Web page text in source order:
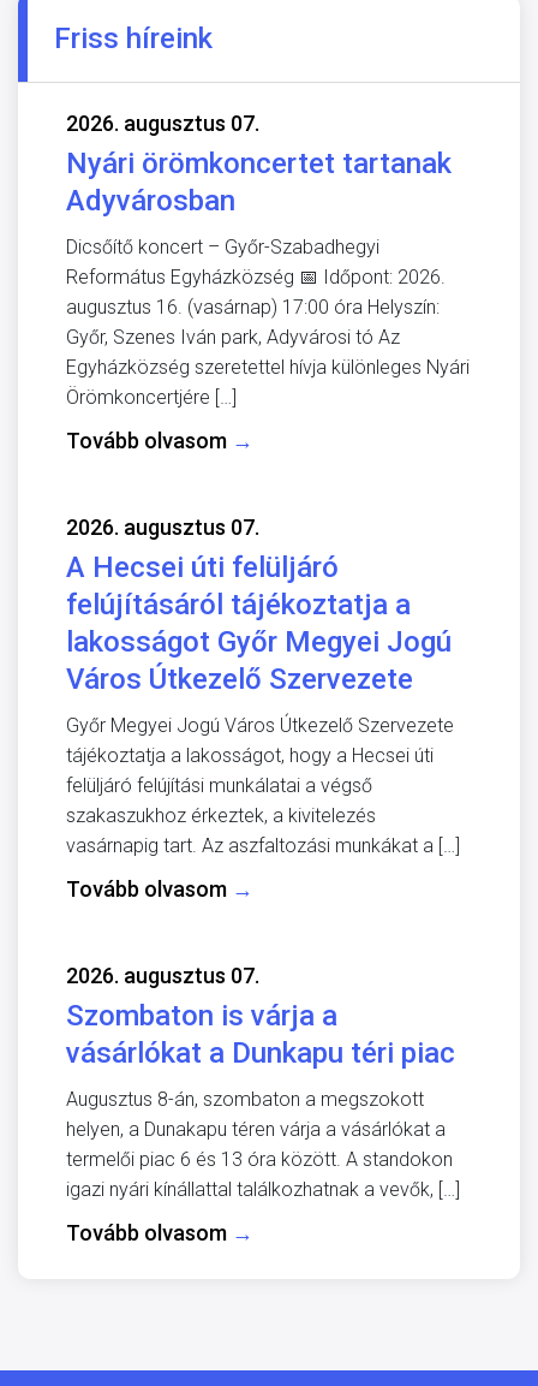
Friss híreink
2026. augusztus 07.
Nyári örömkoncertet tartanak
Adyvárosban
Dicsőítő koncert – Győr-Szabadhegyi
Református Egyházközség 📅 Időpont: 2026.
augusztus 16. (vasárnap) 17:00 óra Helyszín:
Győr, Szenes Iván park, Adyvárosi tó Az
Egyházközség szeretettel hívja különleges Nyári
Örömkoncertjére […]
Tovább olvasom →
2026. augusztus 07.
A Hecsei úti felüljáró
felújításáról tájékoztatja a
lakosságot Győr Megyei Jogú
Város Útkezelő Szervezete
Győr Megyei Jogú Város Útkezelő Szervezete
tájékoztatja a lakosságot, hogy a Hecsei úti
felüljáró felújítási munkálatai a végső
szakaszukhoz érkeztek, a kivitelezés
vasárnapig tart. Az aszfaltozási munkákat a […]
Tovább olvasom →
2026. augusztus 07.
Szombaton is várja a
vásárlókat a Dunkapu téri piac
Augusztus 8-án, szombaton a megszokott
helyen, a Dunakapu téren várja a vásárlókat a
termelői piac 6 és 13 óra között. A standokon
igazi nyári kínállattal találkozhatnak a vevők, […]
Tovább olvasom →